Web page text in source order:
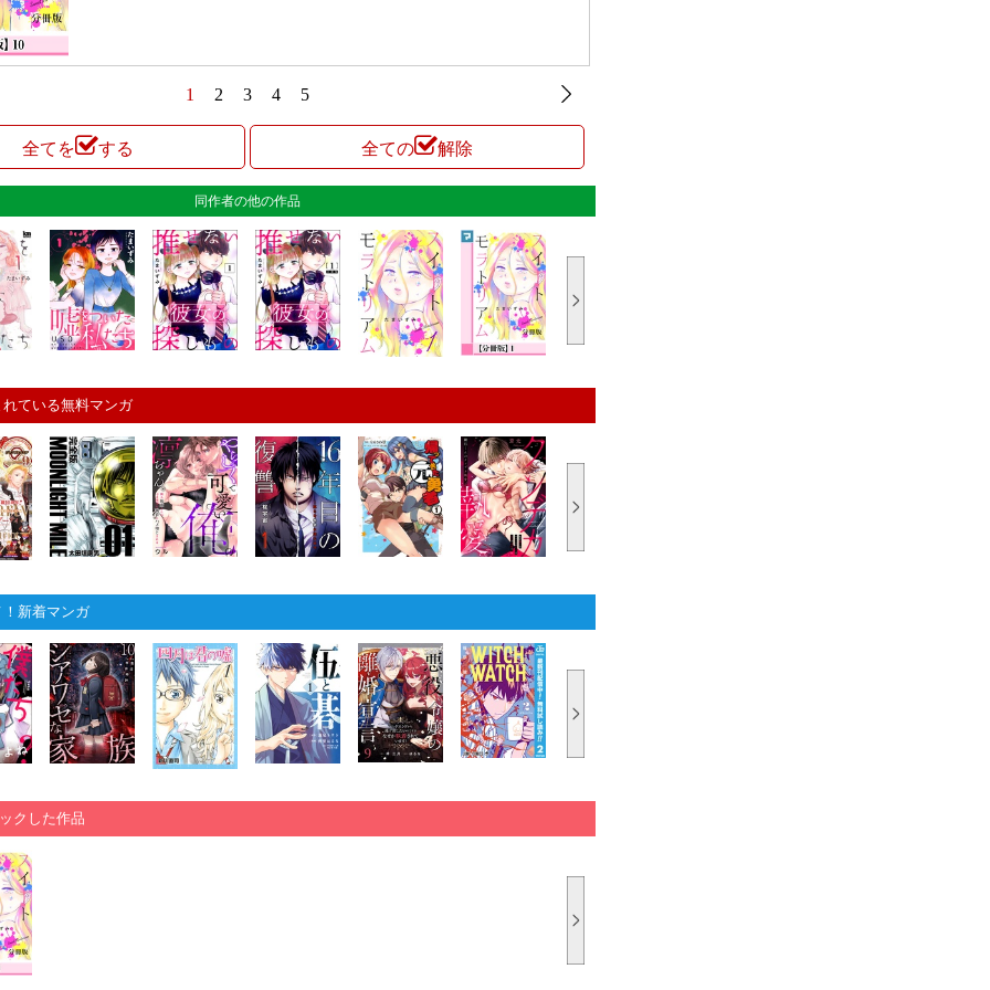
1 2 3 4 5
全てを する 全ての 解除
同作者の他の作品
ている無料マンガ
新着マンガ
クした作品